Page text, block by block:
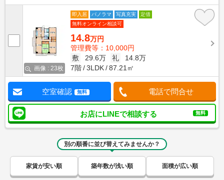
画像 : 23枚
即入居 パノラマ 写真充実
定借
無料オンライン相談可
14.8万円
管理費等：10,000円
敷
29.6万 礼
14.8万
7階
3LDK 87.21㎡
空室確認 無料 電話で問合せ
お店にLINEで相談する 無料
別の順番に並び替えてみませんか？
家賃が安い順 築年数が浅い順 面積が広い順